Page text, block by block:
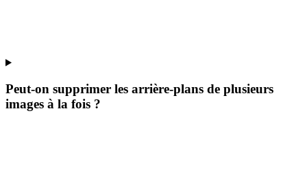
Peut-on supprimer les arrière-plans de plusieurs
images à la fois ?